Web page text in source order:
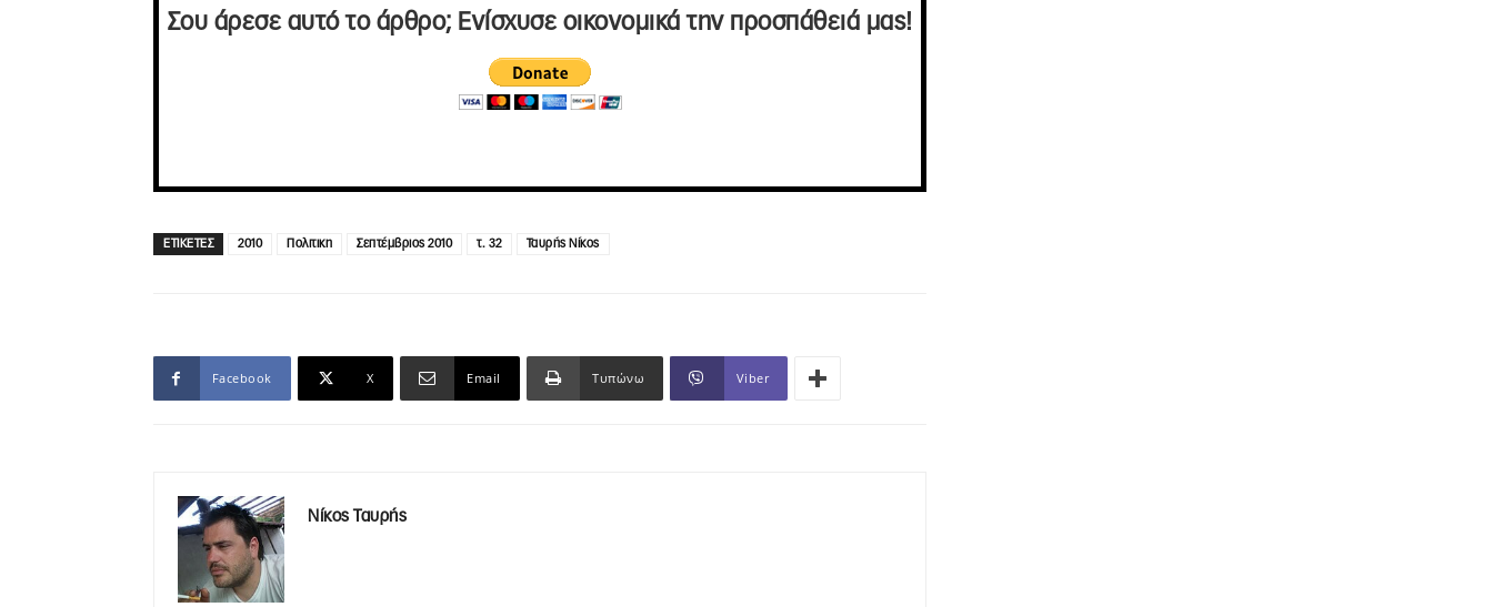
Σου άρεσε αυτό το άρθρο; Ενίσχυσε οικονομικά την προσπάθειά μας!
ΕΤΙΚΕΤΕΣ 2010 Πολιτικη Σεπτέμβριος 2010 τ. 32 Ταυρής Νίκος
Facebook X Email Τυπώνω Viber
Νίκος Ταυρής